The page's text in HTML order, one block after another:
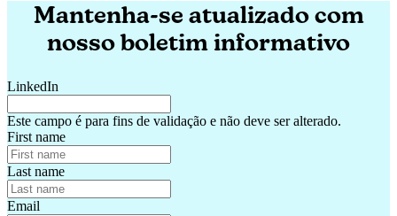
Mantenha-se atualizado com
nosso boletim informativo
LinkedIn
Este campo é para fins de validação e não deve ser alterado.
First name
Last name
Email